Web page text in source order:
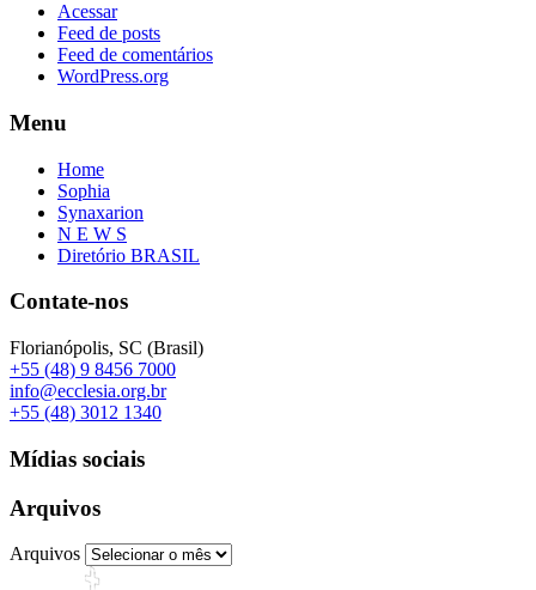
Acessar
Feed de posts
Feed de comentários
WordPress.org
Menu
Home
Sophia
Synaxarion
N E W S
Diretório BRASIL
Contate-nos
Florianópolis, SC (Brasil)
+55 (48) 9 8456 7000
info@ecclesia.org.br
+55 (48) 3012 1340
Mídias sociais
Arquivos
Arquivos